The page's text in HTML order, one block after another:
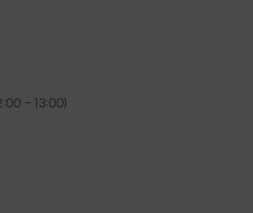
- 13:00)